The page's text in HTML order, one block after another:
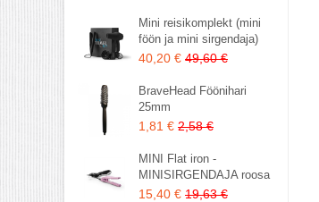
Mini reisikomplekt (mini
föön ja mini sirgendaja)
40,20 € 49,60 €
BraveHead Föönihari
25mm
1,81 € 2,58 €
MINI Flat iron -
MINISIRGENDAJA roosa
15,40 € 19,63 €